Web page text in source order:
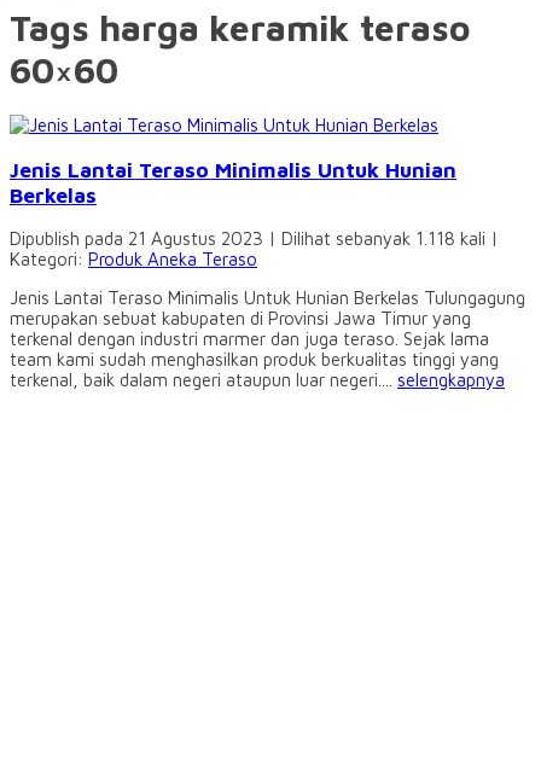
Tags harga keramik teraso
60×60
Jenis Lantai Teraso Minimalis Untuk Hunian
Berkelas
Dipublish pada 21 Agustus 2023 | Dilihat sebanyak 1.118 kali |
Kategori: Produk Aneka Teraso
Jenis Lantai Teraso Minimalis Untuk Hunian Berkelas Tulungagung
merupakan sebuat kabupaten di Provinsi Jawa Timur yang
terkenal dengan industri marmer dan juga teraso. Sejak lama
team kami sudah menghasilkan produk berkualitas tinggi yang
terkenal, baik dalam negeri ataupun luar negeri.... selengkapnya